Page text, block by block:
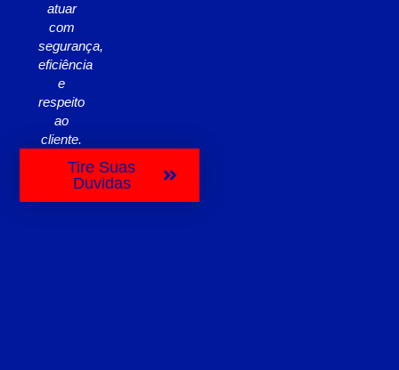
atuar
com
segurança,
eficiência
e
respeito
ao
cliente.
Tire Suas
Duvidas